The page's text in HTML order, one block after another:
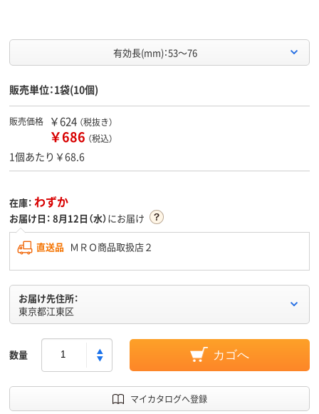
有効長(mm)：53～76
販売単位：1袋(10個)
販売価格 ￥624 （税抜き）
￥686 （税込）
1個あたり￥68.6
在庫： わずか
お届け日： 8月12日（水）にお届け
直送品 ＭＲＯ商品取扱店２
お届け先住所：
東京都江東区
数量 カゴへ
マイカタログへ登録